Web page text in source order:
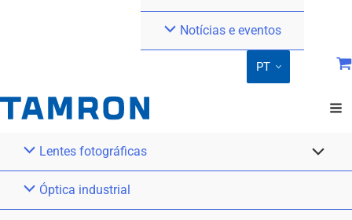
Notícias e eventos
PT
Lentes fotográficas
Óptica industrial